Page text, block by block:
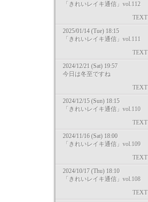
「きれいレイキ通信」vol.112
TEXT
2025/01/14 (Tue) 18:15
「きれいレイキ通信」vol.111
TEXT
2024/12/21 (Sat) 19:57
今日は冬至ですね
TEXT
2024/12/15 (Sun) 18:15
「きれいレイキ通信」vol.110
TEXT
2024/11/16 (Sat) 18:00
「きれいレイキ通信」vol.109
TEXT
2024/10/17 (Thu) 18:10
「きれいレイキ通信」vol.108
TEXT